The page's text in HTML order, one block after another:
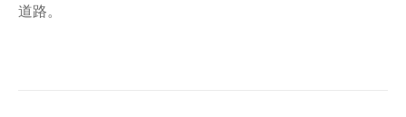
道路。